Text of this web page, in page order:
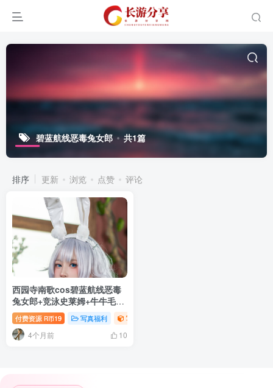
碧蓝航线恶毒兔女郎 共1篇
排序 更新 浏览 点赞 评论
西园寺南歌cos碧蓝航线恶毒
兔女郎+竞泳史莱姆+牛牛毛衣
写真+视频
付费资源 R币19 写真福利 写真视频专题
4个月前 10